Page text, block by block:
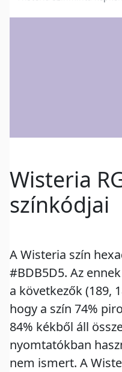
Wisteria
színkódjai
A Wisteria szín
#BDB5D5. Az
a következők (189,
hogy a szín 74%
84% kékből áll
nyomtatókban
nem ismert. A